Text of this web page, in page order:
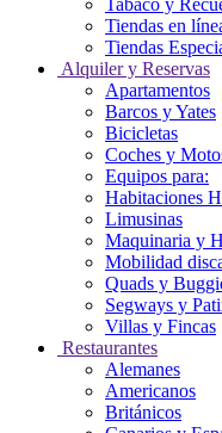
Tabaco y
Tiendas en
Tiendas
Alquiler y Reservas
Apartamentos
Barcos y Yates
Bicicletas
Coches y
Equipos para:
Habitaciones
Limusinas
Maquinaria y
Mobilidad
Quads y
Segways y
Villas y Fincas
Restaurantes
Alemanes
Americanos
Británicos